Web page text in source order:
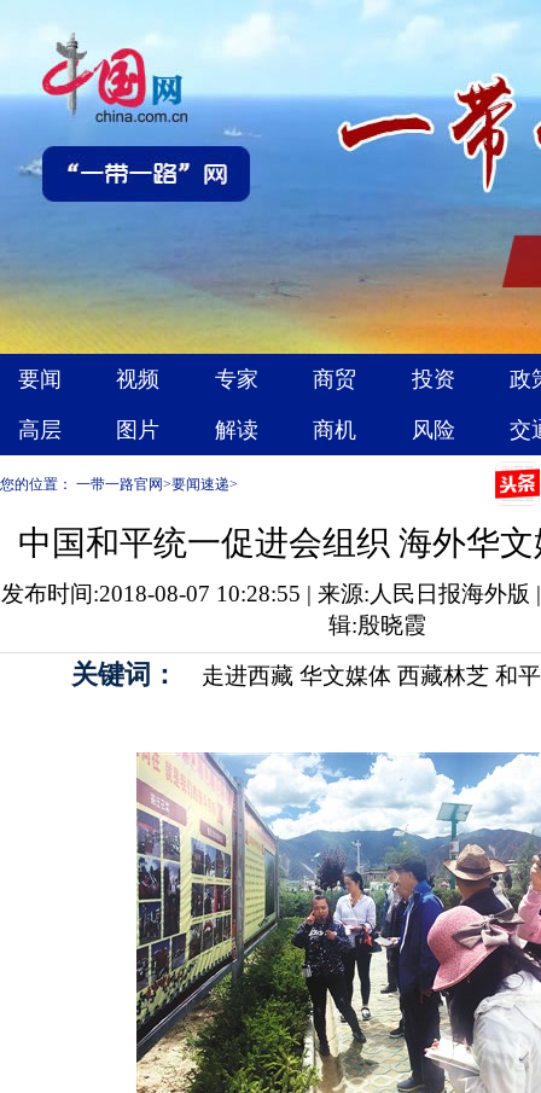
您的位置： 一带一路官网>要闻速递>
中国和平统一促进会组织 海外华
发布时间:2018-08-07 10:28:55 | 来源:人民日报海外
辑:殷晓霞
关键词： 走进西藏 华文媒体 西藏林芝 和